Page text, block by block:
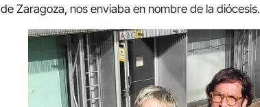
de Zaragoza, nos enviaba en nombre de la diócesis.